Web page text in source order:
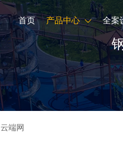
首页 产品中心  全案
云端网